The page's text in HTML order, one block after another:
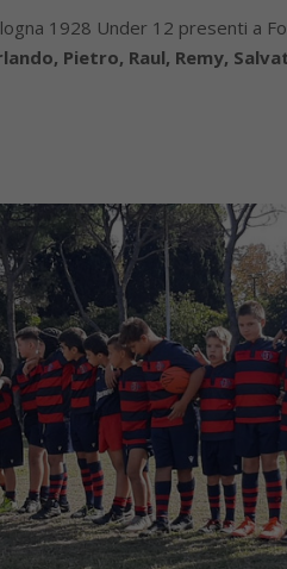
1928 Under 12 presenti a
Pietro, Raul, Remy,